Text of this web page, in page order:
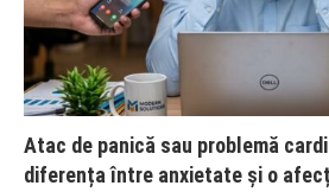
Atac de panică sau problemă
diferența între anxietate și o